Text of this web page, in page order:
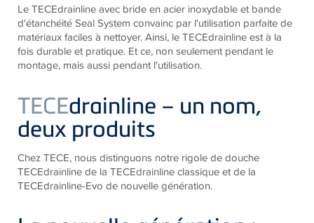
Le TECEdrainline avec bride en acier inoxydable et bande
d'étanchéité Seal System convainc par l'utilisation parfaite de
matériaux faciles à nettoyer. Ainsi, le TECEdrainline est à la
fois durable et pratique. Et ce, non seulement pendant le
montage, mais aussi pendant l'utilisation.
TECEdrainline – un nom,
deux produits
Chez TECE, nous distinguons notre rigole de douche
TECEdrainline de la TECEdrainline classique et de la
TECEdrainline-Evo de nouvelle génération.